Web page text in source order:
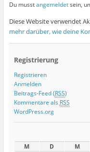
Du musstangemeldetsein,
Diese Website verwendet
mehr darüber, wie deine
Registrierung
Registrieren
Anmelden
Beitrags-Feed (RSS)
Kommentare als RSS
WordPress.org
M D M